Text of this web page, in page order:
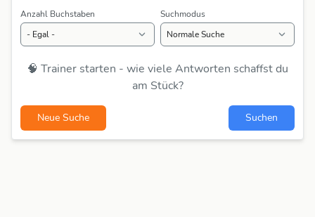
Anzahl Buchstaben Suchmodus
🧠 Trainer starten - wie viele Antworten schaffst du
am Stück?
Neue Suche Suchen